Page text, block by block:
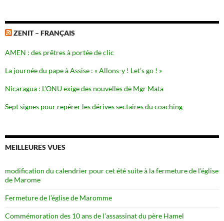
ZENIT – FRANÇAIS
AMEN : des prêtres à portée de clic
La journée du pape à Assise : « Allons-y ! Let’s go ! »
Nicaragua : L’ONU exige des nouvelles de Mgr Mata
Sept signes pour repérer les dérives sectaires du coaching
MEILLEURES VUES
modification du calendrier pour cet été suite à la fermeture de l’église
de Marome
Fermeture de l’église de Maromme
Commémoration des 10 ans de l’assassinat du père Hamel